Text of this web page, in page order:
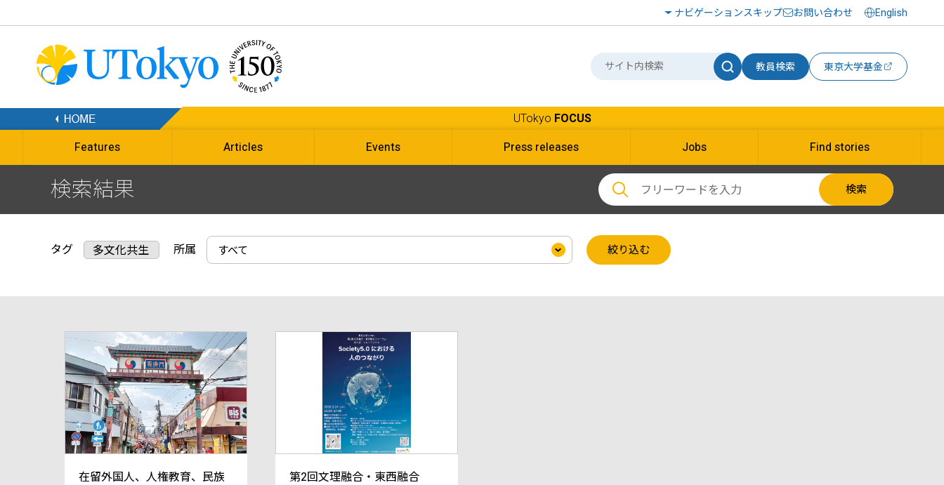
ナビゲーションスキップ お問い合わせ English
教員検索 東京大学基金
UTokyo FOCUS
Features Articles Events Press releases Jobs Find stories
検索結果 検索
タグ 多文化共生 所属 絞り込む
在留外国人、人権教育、民族
第2回文理融合・東西融合